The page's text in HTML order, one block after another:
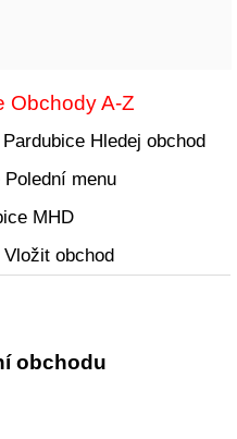
Obchody A-Z
Hledej obchod
Polední menu
MHD
Vložit obchod
obchodu